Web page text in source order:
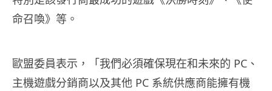
命召喚》等。
歐盟委員表示，「我們必須確保現在和未來的 PC、
主機遊戲分銷商以及其他 PC 系統供應商能擁有機